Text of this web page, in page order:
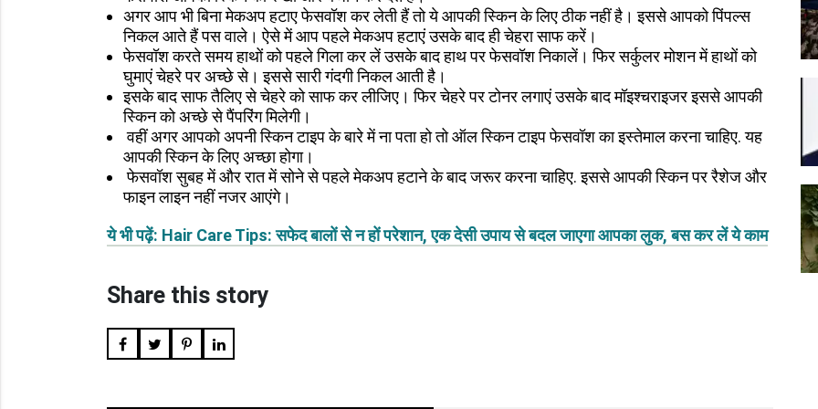
अगर आप भी बिना मेकअप हटाए फेसवॉश कर लेती हैं तो ये आपकी स्किन के लिए ठीक नहीं है। इससे आपको पिंपल्स
निकल आते हैं पस वाले। ऐसे में आप पहले मेकअप हटाएं उसके बाद ही चेहरा साफ करें।
फेसवॉश करते समय हाथों को पहले गिला कर लें उसके बाद हाथ पर फेसवॉश निकालें। फिर सर्कुलर मोशन में हाथों को
घुमाएं चेहरे पर अच्छे से। इससे सारी गंदगी निकल आती है।
इसके बाद साफ तैलिए से चेहरे को साफ कर लीजिए। फिर चेहरे पर टोनर लगाएं उसके बाद मॉइश्चराइजर इससे आपकी
स्किन को अच्छे से पैंपरिंग मिलेगी।
वहीं अगर आपको अपनी स्किन टाइप के बारे में ना पता हो तो ऑल स्किन टाइप फेसवॉश का इस्तेमाल करना चाहिए. यह
आपकी स्किन के लिए अच्छा होगा।
फेसवॉश सुबह में और रात में सोने से पहले मेकअप हटाने के बाद जरूर करना चाहिए. इससे आपकी स्किन पर रैशेज और
फाइन लाइन नहीं नजर आएंगे।
ये भी पढ़ें: Hair Care Tips: सफेद बालों से न हों परेशान, एक देसी उपाय से बदल जाएगा आपका लुक, बस कर लें ये काम
Share this story